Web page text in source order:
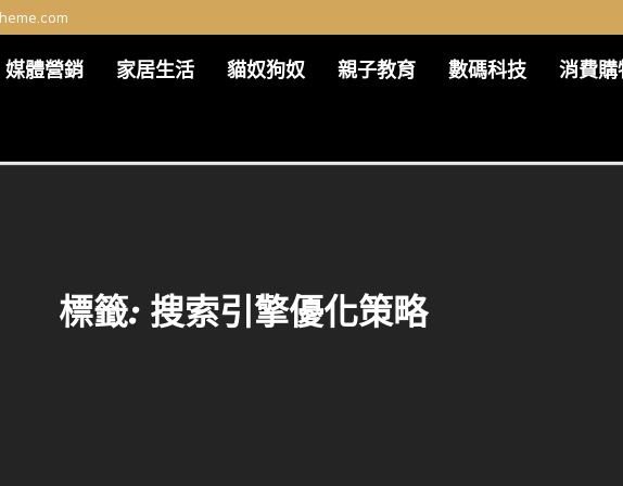
媒體營銷 家居生活 貓奴狗奴 親子教育 數碼科技 消費購
標籤: 搜索引擎優化策略